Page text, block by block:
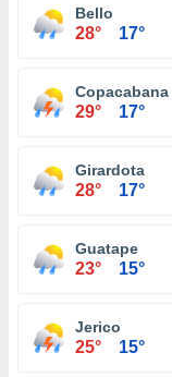
Bello
28° 17°
Copacabana
29° 17°
Girardota
28° 17°
Guatape
23° 15°
Jerico
25° 15°